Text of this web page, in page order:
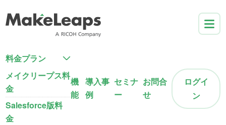
料金プラン
メイクリープス料
金
Salesforce版料
金
機
能
導入事
例
セミナ
ー
お問合
せ
ログイ
ン